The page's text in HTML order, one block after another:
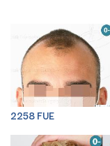
2258 FUE